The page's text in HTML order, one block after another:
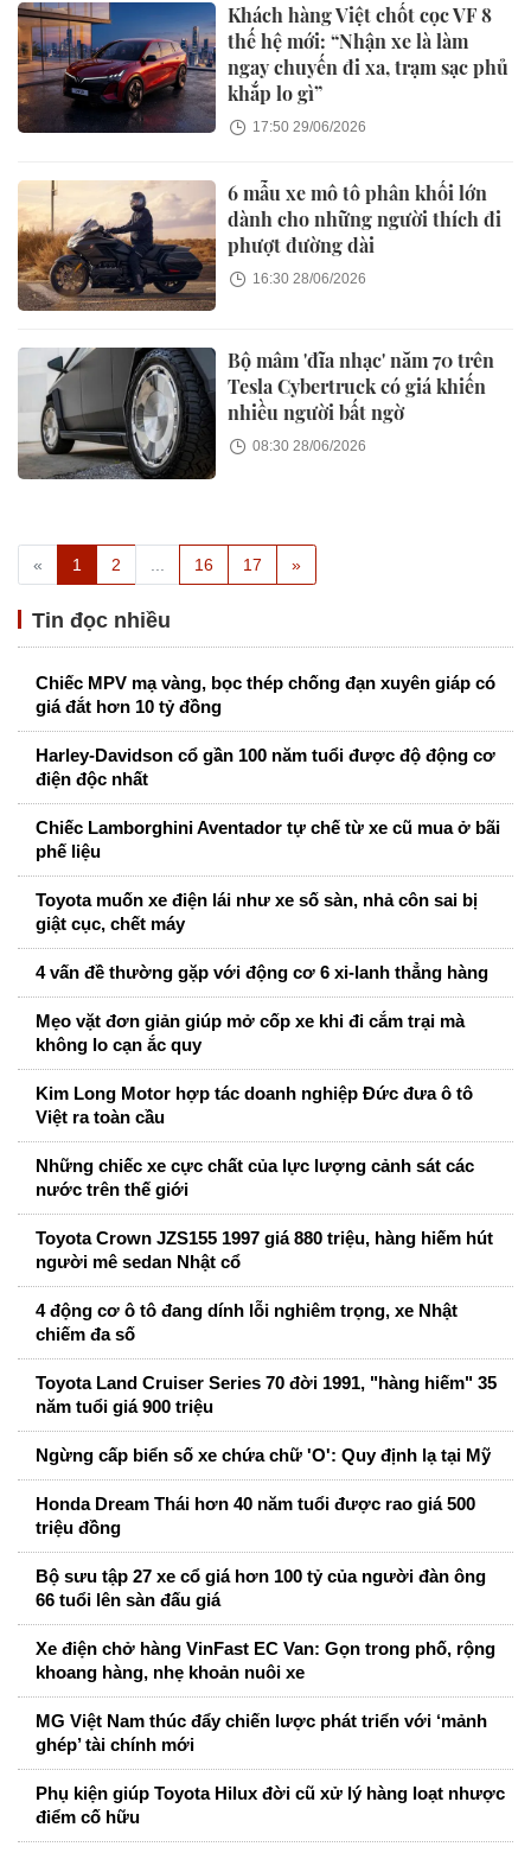
Khách hàng Việt chốt cọc VF 8
thế hệ mới: “Nhận xe là làm
ngay chuyến đi xa, trạm sạc phủ
khắp lo gì”
17:50 29/06/2026
6 mẫu xe mô tô phân khối lớn
dành cho những người thích đi
phượt đường dài
16:30 28/06/2026
Bộ mâm 'đĩa nhạc' năm 70 trên
Tesla Cybertruck có giá khiến
nhiều người bất ngờ
08:30 28/06/2026
« 1 2 16 17 »
Tin đọc nhiều
Chiếc MPV mạ vàng, bọc thép chống đạn xuyên giáp có
giá đắt hơn 10 tỷ đồng
Harley-Davidson cổ gần 100 năm tuổi được độ động cơ
điện độc nhất
Chiếc Lamborghini Aventador tự chế từ xe cũ mua ở bãi
phế liệu
Toyota muốn xe điện lái như xe số sàn, nhả côn sai bị
giật cục, chết máy
4 vấn đề thường gặp với động cơ 6 xi-lanh thẳng hàng
Mẹo vặt đơn giản giúp mở cốp xe khi đi cắm trại mà
không lo cạn ắc quy
Kim Long Motor hợp tác doanh nghiệp Đức đưa ô tô
Việt ra toàn cầu
Những chiếc xe cực chất của lực lượng cảnh sát các
nước trên thế giới
Toyota Crown JZS155 1997 giá 880 triệu, hàng hiếm hút
người mê sedan Nhật cổ
4 động cơ ô tô đang dính lỗi nghiêm trọng, xe Nhật
chiếm đa số
Toyota Land Cruiser Series 70 đời 1991, "hàng hiếm" 35
năm tuổi giá 900 triệu
Ngừng cấp biển số xe chứa chữ 'O': Quy định lạ tại Mỹ
Honda Dream Thái hơn 40 năm tuổi được rao giá 500
triệu đồng
Bộ sưu tập 27 xe cổ giá hơn 100 tỷ của người đàn ông
66 tuổi lên sàn đấu giá
Xe điện chở hàng VinFast EC Van: Gọn trong phố, rộng
khoang hàng, nhẹ khoản nuôi xe
MG Việt Nam thúc đẩy chiến lược phát triển với ‘mảnh
ghép’ tài chính mới
Phụ kiện giúp Toyota Hilux đời cũ xử lý hàng loạt nhược
điểm cố hữu